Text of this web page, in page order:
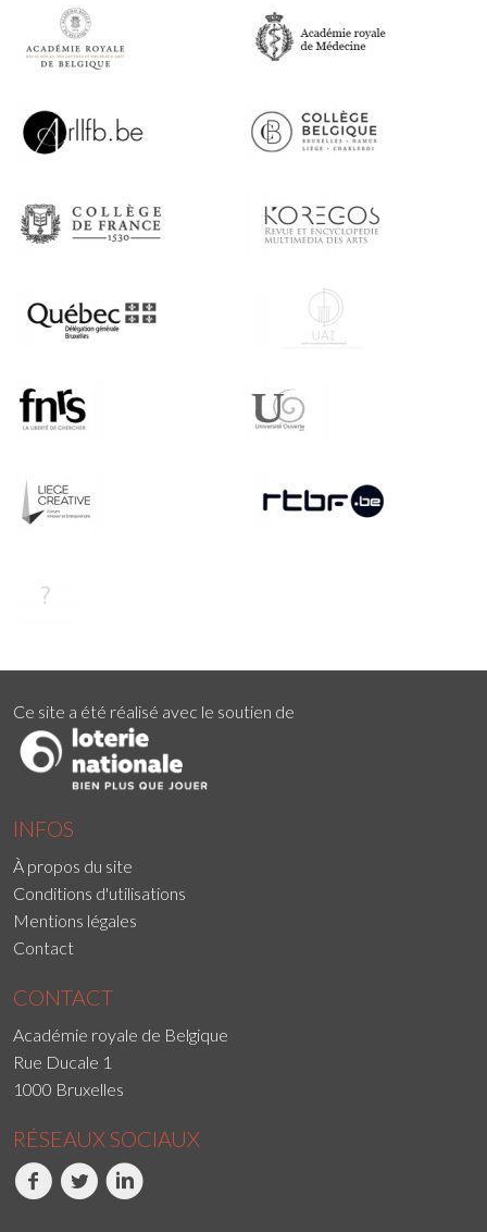
Ce site a été réalisé avec le soutien de
INFOS
À propos du site
Conditions d'utilisations
Mentions légales
Contact
CONTACT
Académie royale de Belgique
Rue Ducale 1
1000 Bruxelles
RÉSEAUX SOCIAUX